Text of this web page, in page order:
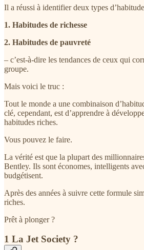
Il a réussi à identifier deux types
1. Habitudes de richesse
2. Habitudes de pauvreté
– c’est-à-dire les tendances de ceux qui
groupe.
Mais voici le truc :
Tout le monde a une combinaison
clé, cependant, est d’apprendre à
habitudes riches.
Vous pouvez le faire.
La vérité est que la plupart des
Bentley. Ils sont économes, intelligents
budgétisent.
Après des années à suivre cette formule
riches.
Prêt à plonger ?
1 La Jet Society ?